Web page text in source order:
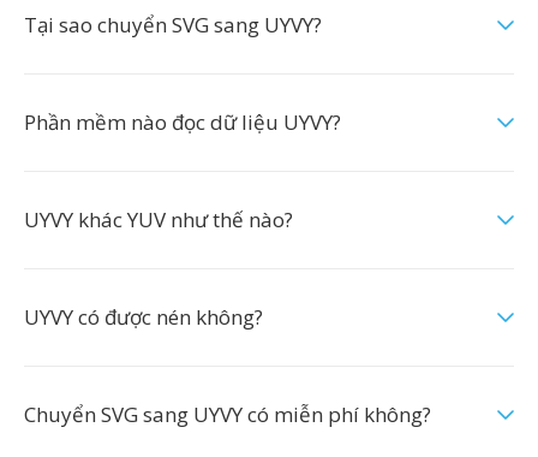
Tại sao chuyển SVG sang UYVY?
Phần mềm nào đọc dữ liệu UYVY?
UYVY khác YUV như thế nào?
UYVY có được nén không?
Chuyển SVG sang UYVY có miễn phí không?